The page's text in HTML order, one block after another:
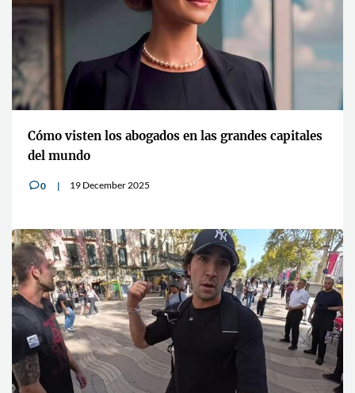
Cómo visten los abogados en las grandes capitales
del mundo
v0 19 December 2025